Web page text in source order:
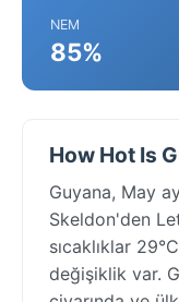
NEM
85%
How Hot Is
Guyana, May
Skeldon'den
sıcaklıklar
değişiklik var.